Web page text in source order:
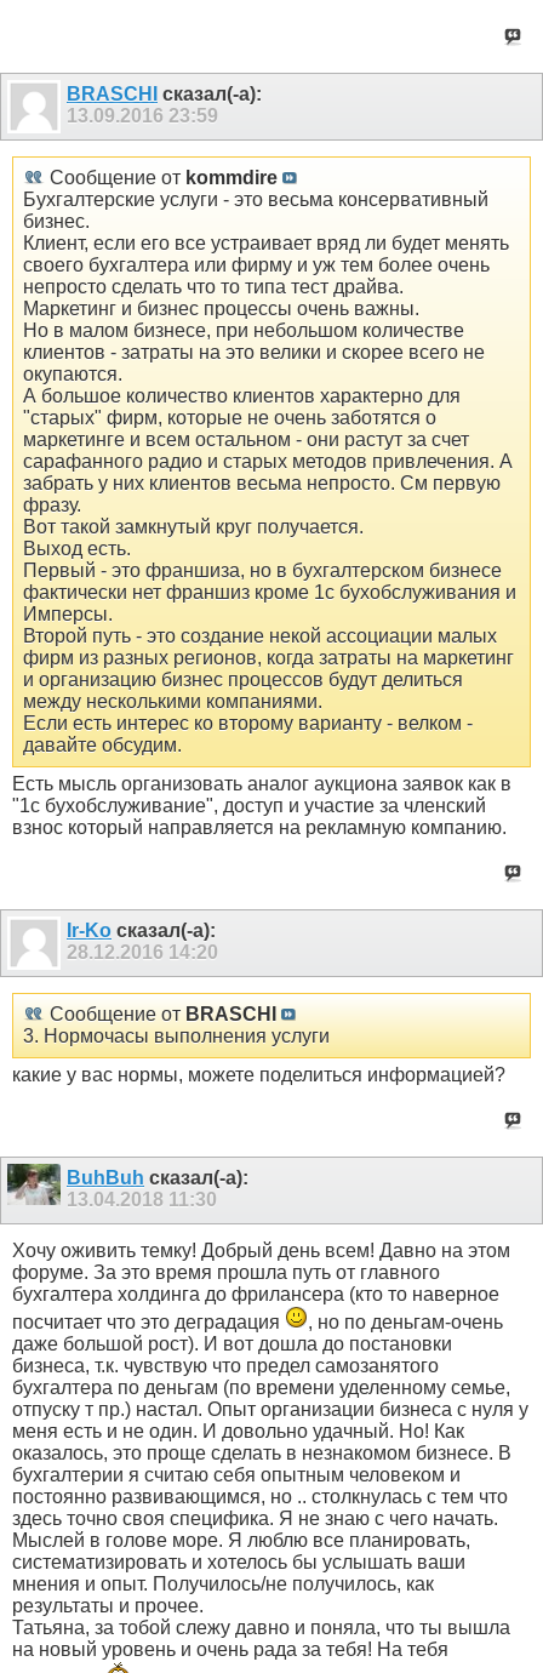
BRASCHI
сказал(-а):
13.09.2016 23:59
Сообщение от kommdire
Бухгалтерские услуги - это весьма консервативный
бизнес.
Клиент, если его все устраивает вряд ли будет менять
своего бухгалтера или фирму и уж тем более очень
непросто сделать что то типа тест драйва.
Маркетинг и бизнес процессы очень важны.
Но в малом бизнесе, при небольшом количестве
клиентов - затраты на это велики и скорее всего не
окупаются.
А большое количество клиентов характерно для
"старых" фирм, которые не очень заботятся о
маркетинге и всем остальном - они растут за счет
сарафанного радио и старых методов привлечения. А
забрать у них клиентов весьма непросто. См первую
фразу.
Вот такой замкнутый круг получается.
Выход есть.
Первый - это франшиза, но в бухгалтерском бизнесе
фактически нет франшиз кроме 1с бухобслуживания и
Имперсы.
Второй путь - это создание некой ассоциации малых
фирм из разных регионов, когда затраты на маркетинг
и организацию бизнес процессов будут делиться
между несколькими компаниями.
Если есть интерес ко второму варианту - велком -
давайте обсудим.
Есть мысль организовать аналог аукциона заявок как в
"1с бухобслуживание", доступ и участие за членский
взнос который направляется на рекламную компанию.
Ir-Ko сказал(-а):
28.12.2016 14:20
Сообщение от BRASCHI
3. Нормочасы выполнения услуги
какие у вас нормы, можете поделиться информацией?
BuhBuh сказал(-а):
13.04.2018 11:30
Хочу оживить темку! Добрый день всем! Давно на этом
форуме. За это время прошла путь от главного
бухгалтера холдинга до фрилансера (кто то наверное
посчитает что это деградация
, но по деньгам-очень
даже большой рост). И вот дошла до постановки
бизнеса, т.к. чувствую что предел самозанятого
бухгалтера по деньгам (по времени уделенному семье,
отпуску т пр.) настал. Опыт организации бизнеса с нуля у
меня есть и не один. И довольно удачный. Но! Как
оказалось, это проще сделать в незнакомом бизнесе. В
бухгалтерии я считаю себя опытным человеком и
постоянно развивающимся, но .. столкнулась с тем что
здесь точно своя специфика. Я не знаю с чего начать.
Мыслей в голове море. Я люблю все планировать,
систематизировать и хотелось бы услышать ваши
мнения и опыт. Получилось/не получилось, как
результаты и прочее.
Татьяна, за тобой слежу давно и поняла, что ты вышла
на новый уровень и очень рада за тебя! На тебя